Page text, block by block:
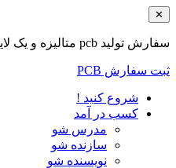
✕
سفارش تولید pcb متالیزه و یک لایه در 4 روز
ثبت سفارش PCB
شروع کنید !
کسب در آمد
مدرس شو
سازنده شو
نویسنده شو